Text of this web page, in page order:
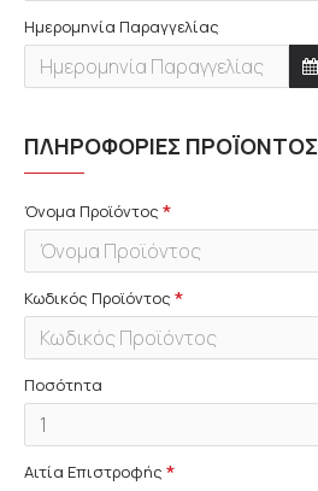
Ημερομηνία Παραγγελίας
ΠΛΗΡΟΦΟΡΊΕΣ ΠΡΟΪΌΝΤΟΣ
Όνομα Προϊόντος
Κωδικός Προϊόντος
Ποσότητα
Αιτία Επιστροφής